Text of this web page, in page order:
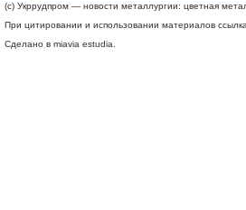
(c) Укррудпром — новости металлургии: цветная
При цитировании и использовании материалов
Сделано в miavia estudia.